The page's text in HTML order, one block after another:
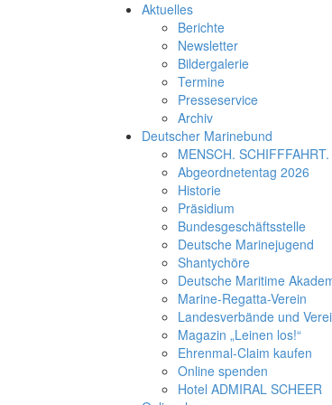
Aktuelles
Berichte
Newsletter
Bildergalerie
Termine
Presseservice
Archiv
Deutscher Marinebund
MENSCH.
Abgeordnetentag 2026
Historie
Präsidium
Bundesgeschäftsstelle
Deutsche Marinejugend
Shantychöre
Deutsche Maritime
Marine-Regatta-Verein
Landesverbände und
Magazin „Leinen los!“
Ehrenmal-Claim kaufen
Online spenden
Hotel ADMIRAL SCHEER